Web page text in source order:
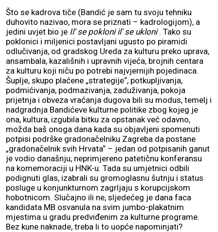
Što se kadrova tiče (Bandić je sam tu svoju tehniku
duhovito nazivao, mora se priznati – kadrologijom), a
jedini uvjet bio je Il' se pokloni il' se ukloni. Tako su
poklonici i miljenici postavljani ugusto po piramidi
odlučivanja, od gradskog Ureda za kulturu preko uprava,
ansambala, kazališnih i upravnih vijeća, brojnih centara
za kulturu koji niču po potrebi najvjernijih pojedinaca.
Šuplje, skupo plaćene „strategije“, potkupljivanja,
podmićivanja, podmazivanja, zaduživanja, pokoja
prijetnja i obveza vraćanja dugova bili su modus, temelj i
nadgradnja Bandićeve kulturne politike zbog kojeg je
ona, kultura, izgubila bitku za opstanak već odavno,
možda baš onoga dana kada su objavljeni spomenuti
potpisi podrške gradonačelniku Zagreba da postane
„gradonačelnik svih Hrvata“ – jedan od potpisanih ganut
je vodio današnju, neprimjereno patetičnu konferansu
na komemoraciji u HNK-u. Tada su umjetnici odbili
podignuti glas, izabrali su gromoglasnu šutnju i status
posluge u konjunkturnom zagrljaju s korupcijskom
hobotnicom. Slučajno ili ne, sljedećeg je dana faca
kandidata MB osvanula na svim jumbo-plakatnim
mjestima u gradu predviđenim za kulturne programe.
Bez kune naknade, treba li to uopće napominjati?